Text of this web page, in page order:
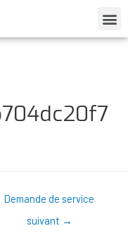
Demande de service
suivant →